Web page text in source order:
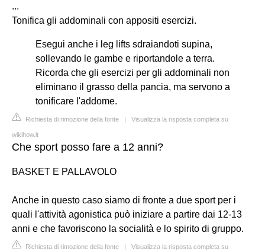
...
Tonifica gli addominali con appositi esercizi.
Esegui anche i leg lifts sdraiandoti supina,
sollevando le gambe e riportandole a terra.
Ricorda che gli esercizi per gli addominali non
eliminano il grasso della pancia, ma servono a
tonificare l'addome.
Richiesta di rimozione della fonte | Visualizza la risposta completa su
wikihow.it
Che sport posso fare a 12 anni?
BASKET E PALLAVOLO
Anche in questo caso siamo di fronte a due sport per i
quali l'attività agonistica può iniziare a partire dai 12-13
anni e che favoriscono la socialità e lo spirito di gruppo.
Richiesta di rimozione della fonte | Visualizza la risposta completa su